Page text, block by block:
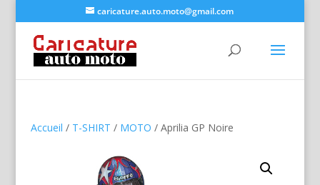
caricature.auto.moto@gmail.com
Accueil / T-SHIRT / MOTO / Aprilia GP Noire